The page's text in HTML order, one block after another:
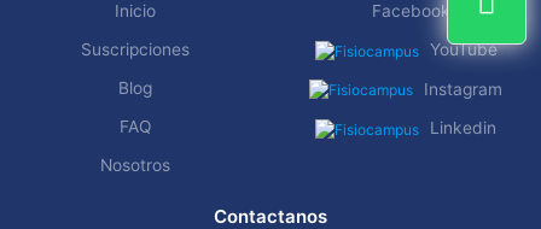
Inicio
Suscripciones
Blog
FAQ
Nosotros
Facebook
YouTube
Instagram
Linkedin
Contactanos